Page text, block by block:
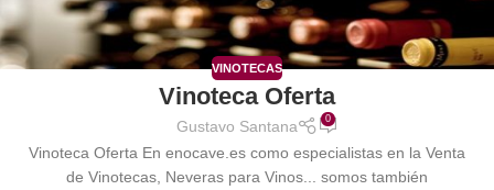
VINOTECAS
Vinoteca Oferta
Gustavo Santana 0
Vinoteca Oferta En enocave.es como especialistas en la Venta
de Vinotecas, Neveras para Vinos... somos también